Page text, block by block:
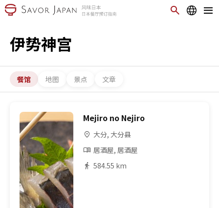
伊势神宫
餐馆 地图 景点 文章
Mejiro no Nejiro
大分, 大分县
居酒屋, 居酒屋
584.55 km